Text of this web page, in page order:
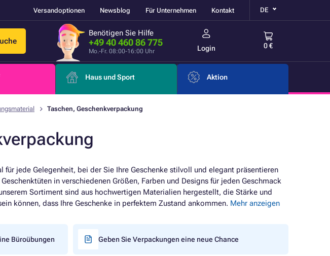
Versandoptionen Newsblog Für Unternehmen Kontakt DE
Benötigen Sie Hilfe
+49 40 460 86 775
Mo.-Fr. 08:00-16:00 Uhr Login 0 €
Haus und Sport Aktion
Taschen, Geschenkverpackung
für jede Gelegenheit, bei der Sie Ihre Geschenke stilvoll und elegant präsentieren
in verschiedenen Größen, Farben und Designs für jeden Geschmack
Sortiment sind aus hochwertigen Materialien hergestellt, die Stärke und
können, dass Ihre Geschenke in perfektem Zustand ankommen. Mehr anzeigen
Büroübungen Geben Sie Verpackungen eine neue Chance